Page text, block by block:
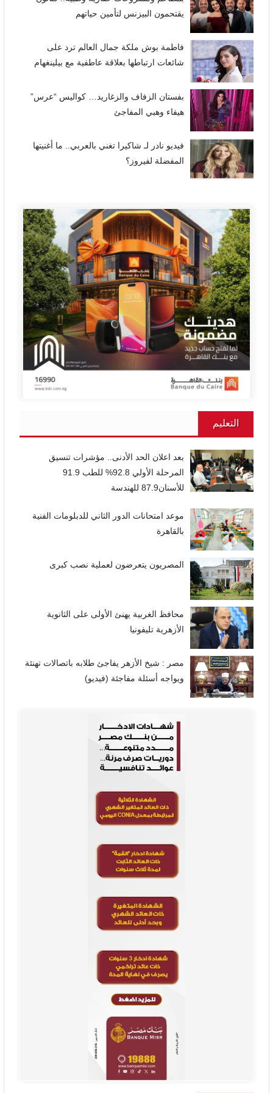
يقتحمون البيزنس لتأمين حياتهم
فاطمة بوش ملكة جمال العالم ترد على
شائعات ارتباطها بعلاقة عاطفية مع بيلينغهام
بفستان الزفاف والزغاريد… كواليس “عرس”
هيفاء وهبي المفاجئ
فيديو نادر لـ شاكيرا تغني بالعربي.. ما أغنيتها
المفضلة لفيروز؟
التعليم
بعد اعلان الحد الأدنى.. مؤشرات تنسيق
المرحلة الأولي 92.8% للطب 91.9
للأسنان87.9 للهندسة
موعد امتحانات الدور الثاني للدبلومات الفنية
بالقاهرة
المصريون يتعرضون لعملية نصب كبرى
محافظ الغربية يهنئ الأولى على الثانوية
الأزهرية تليفونيا
مصر : شيخ الأزهر يفاجئ طلابه باتصالات تهنئة
ويواجه أسئلة مفاجئة (فيديو)